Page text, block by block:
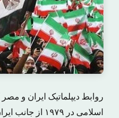
روابط دیپلماتیک ایران و
اسلامی در ۱۹۷۹